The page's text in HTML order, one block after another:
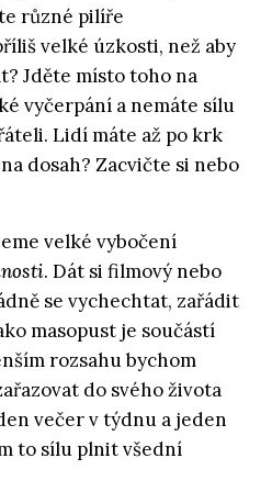
různé pilíře
velké úzkosti, než aby
Jděte místo toho na
vyčerpání a nemáte sílu
Lidí máte až po krk
dosah? Zacvičte si nebo
velké vybočení
. Dát si filmový nebo
se vychechtat, zařádit
masopust je součástí
rozsahu bychom
do svého života
večer v týdnu a jeden
to sílu plnit všední